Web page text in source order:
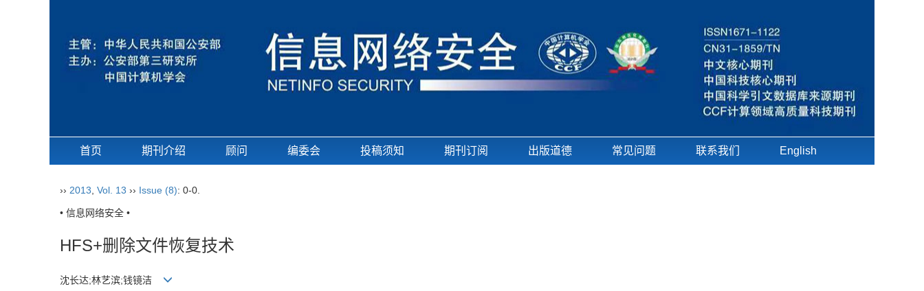
首页 期刊介绍 顾问 编委会 投稿须知 期刊订阅 出版道德 常见问题 联系我们 English
›› 2013 Vol. 13 ›› Issue (8): 0-0.
• 信息网络安全 •
HFS+删除文件恢复技术
沈长达;林艺滨;钱镜洁